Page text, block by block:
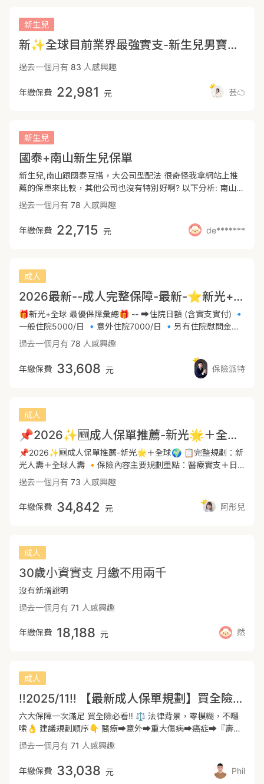
內可選擇更好的醫療方式及醫用材料。 實支實付涵蓋範圍 #包
含---健保不給付之自費費用 ✅規劃方向: 住院費用４０～６０
萬、病房費５000元/日起(單人房) -- 🔶意外險(意外身故失能/
1000、意外實支５~10萬 -- 🔶重大傷病險 根據健保署認定，
理賠範圍明確且範圍廣，取得重大傷病卡即可理賠。 保障多達
300多項細項疾病，且包含需積極或長期治療之癌症 #理賠認
給付為主，療程型為輔，在確定罹癌後直接一整筆給付，可以
選擇最好的治療方式。 因癌症險將癌症分為初期、輕度、重度
癌症，按程度比例理賠。 (通常為10%、20%、100%，實際比
為主、療程型為輔。 -- 🔶長照險 (已無疾病失能險，可用意外
失能險補強。還有從長照險方面著手-需了解理賠啟動條件不
同) 因疾病或意外達到需長期照護狀態，失去工作能力沒有收
需要靠保險來給我們持續的保障協助。 ✅規劃方向: 一次金
費等)，留一筆錢照顧心愛的家人。 ✅規劃方向: 視個人之家庭
責任等 --------------------------------------------------------
----------------------------------------------------------------
----------
未發育完全，一旦新生兒有醫療紀錄後，會影響承保或理賠。
所以為寶寶規劃保險時，建議出生七天內報完戶口，出院後七
天內完成投保，趁寶寶體況健康時投保。 📷寶寶出生48小時
規定不可等待期，出生第二天會進行抽血，報告大概出生第十
天左右出爐。 在報告未出來前投保，若報告有異常，後續治療
保險必須理賠。報告出來後若有異常基本上無法投保保險了。
期治療。 但報告會跟著公費篩檢一起出爐，在保險等待期內，
這部分不會理賠。 📷超音波篩檢： 小朋友大多發育都還不是
非常完全，大多項目檢查出來也是等待發育發育完全而已。 超
音波報告通常隔天就出爐，若檢查出有異常保險無法投保。可
以評估投保後30天再進行超音波篩檢。
新生兒
新✨全球目前業界最強實支-新生兒男寶寶規劃
過去一個月有 83 人感興趣
年繳保費 22,981 元 芸☁️
新生兒
國泰+南山新生兒保單
新生兒,南山跟國泰互搭，大公司型配法 很奇怪我拿網站上推
薦的保單來比較，其他公司也沒有特別好啊? 以下分析: 南山的
實支實付比較符合我需求 意外險國泰比較好 重大傷病小朋友
病非一定發生，不用重壓資源 癌險一開始為了搭主約 搭配兩
間不同CAB+C51.南山有癌症治療，國泰屬一次金 但後來決定
過去一個月有 78 人感興趣
年繳保費 22,715 元 de*******
成人
2026最新--成人完整保障-最新-⭐新光+全球"完整規劃- (男-女生可另試算)
🎁新光+全球 最優保障彙總🎁 -- ➡️住院日額 (含實支實付) 🔹
一般住院5000/日 🔹意外住院7000/日 🔹另有住院慰問金每
次住院3000✅✅ -- ➡️實支實付 🔸住院雜費30萬(含手術
費)，不用擔心手術收據金額怎麼開，限額內都可賠 🔸門診手
術費 1.5萬 (227) ，門診手術無次數限制 🔸無年度理賠上限，
且後期保費平穩 ✅👍 🔺可另搭配🌍自負額，提高實支額度
🔹骨折6萬(最高) 🔹意外失能金(最高)200萬 🔹意外失能扶助
分 -- ➡️大風險的保障--一次金 👍 🔸重大傷病 150萬✅ 🔸癌
症一次金 160萬✅ ⭕更高的一次給付型保障，#遇到這些狀況
直接理賠一整筆金額可以負擔長期且龐大的治療費用。 -- ⭕
----------------------------------------------------------------
-------------------------------------- ✔️完整醫療保障包含--
實支實付、意外險、重大傷病、癌症險、失能(長照)、壽險(家
實支實付很重要，在額度內可選擇更好的醫療方式及醫用材
料。 實支實付涵蓋範圍 #包含---健保不給付之自費費用 ✅規
劃方向: 住院費用４０～６０萬、病房費５000元/日起(單人
房) -- 🔶意外險(意外身故失能/意外日額/意外實支) ✅規劃方
重大傷病險 根據健保署認定，理賠範圍明確且範圍廣，取得重
極或長期治療之癌症 #理賠認定明確，領卡即理賠一整筆金
定罹癌後直接一整筆給付，可以選擇最好的治療方式。 因癌症
險將癌症分為初期、輕度、重度癌症，按程度比例理賠。 (通
常為10%、20%、100%，實際比例依各商品條款為主) ✅規劃
方向:一次金２00萬以上，一次金為主、療程型為輔。 -- 🔶長
照險 (已無疾病失能險，可用意外失能險補強。還有從長照險
方面著手-需了解理賠啟動條件不同) 因疾病或意外達到需長期
照護狀態，失去工作能力沒有收入又需要長期照護， 這些都是
障協助。 ✅規劃方向: 一次金100萬或以上，扶助金/長期照護
過去一個月有 78 人感興趣
年繳保費 33,608 元 保險派特
成人
📌2026✨🆕成人保單推薦-新光🌟＋全球🌍
📌2026✨🆕成人保單推薦-新光🌟＋全球🌍 📋完整規劃：新
光人壽＋全球人壽 🔸保險內容主要規劃重點：醫療實支＋日
額、意外險、重大傷病險、癌症險、壽險、長照險 1️⃣醫療實
支+日額 醫療險用來負擔住院、手術、病房與雜費，解決現在
醫療技術發達、自費項目越來越多的問題。 而日額型則補貼住
院期間造成的薪水損失與看護費用。 →建議基本額度：20
意外身故失能、意外住院、意外實支，特別注意是否含有骨折
多項領卡資格，理賠一次性保險金，解決需長時間休養的問
題。 常見的如紅斑性狼蒼、類風溼性關節炎、思覺失調症、長
期需要持續治療的癌症等等。 →建議基本額度：100萬-200萬
以上（或年收入3-5倍以上） 4️⃣癌症險 除了傳統放療化療，
也多了許多新型治療方式如標靶藥物、免疫療法等，重點在於
治療期間的長期花費。 以一次金規劃為主，可以自由靈活運用
留愛不留債，可以持續安穩生活，確保家庭生活不會突然中
斷。 定期壽險適合人生不同階段的責任需求，終身壽險則是長
期保障與資產規劃的一部分。 →建議基本額度：依貸款、責任
需求不同 6️⃣失能險/長照險 當因疾病或意外失去工作能力或生
活自理能力時，提供長期的經濟支持。 一次金型或月扶金型，
‼️要注意 近2個月內有無就醫紀錄、目前身體有無體況、BMI是
否屬於正常範圍 （額度及內容會再根據個人需求去做調整）
🙋🏻‍♀️ 保險彤工 💼 錠嵂保經 團隊服務超過800個家庭 📍保險規
過去一個月有 73 人感興趣
年繳保費 34,842 元 阿彤兒
成人
30歲小資實支 月繳不用兩千
沒有新增說明
過去一個月有 71 人感興趣
年繳保費 18,188 元 然
成人
‼️2025/11‼️ 【最新成人保單規劃】買全險必看💪
六大保障一次滿足 買全險必看‼️ ⚖️ 法律背景，零模糊，不囉
嗦👌 建議規劃順序👇 醫療➡️意外➡️重大傷病➡️癌症➡️『壽險
🔁長照』 1️⃣ 醫療險：實支+定額 ‼️ 醫療日益進步，成人住院
減少，手術醫療增加，應優先規劃實支，再用定額補強。 ‼️
2024/07新制上路，不再有『雙實支』理賠，用定額補強更安
心。 2️⃣ 意外險：自駕通勤族必買 ‼️ 具備外來性、非疾病引
過去一個月有 71 人感興趣
年繳保費 33,038 元 Phil